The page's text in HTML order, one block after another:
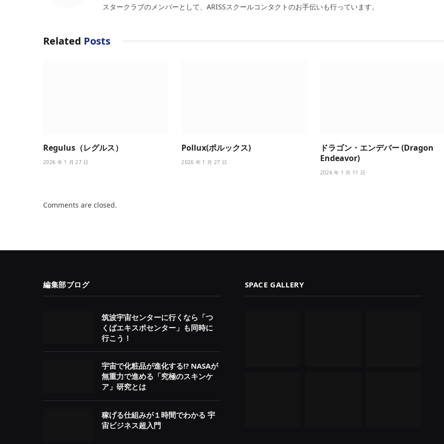
スタークラブのメンバーとして、ARISSスクールコンタクトのお手伝いも行っています。
Related Posts
Regulus（レグルス）
2026 年 1 月 27 日
Pollux(ポルックス)
2026 年 1 月 27 日
ドラゴン・エンデバー (Dragon
Endeavor)
2026 年 1 月 11 日
Comments are closed.
編集部ブログ
筑波宇宙センターに行くなら「つ
くばエキスポセンター」も同時に
行こう！
宇宙で化粧品が進化する!? NASAが
無重力で進める「究極のスキンケ
ア」研究とは
稼げる仕組みが１時間でわかる 宇
宙ビジネス超入門
SPACE GALLERY